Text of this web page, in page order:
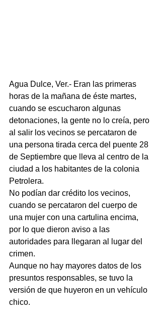
Agua Dulce, Ver.- Eran las primeras
horas de la mañana de éste martes,
cuando se escucharon algunas
detonaciones, la gente no lo creía, pero
al salir los vecinos se percataron de
una persona tirada cerca del puente 28
de Septiembre que lleva al centro de la
ciudad a los habitantes de la colonia
Petrolera.
No podían dar crédito los vecinos,
cuando se percataron del cuerpo de
una mujer con una cartulina encima,
por lo que dieron aviso a las
autoridades para llegaran al lugar del
crimen.
Aunque no hay mayores datos de los
presuntos responsables, se tuvo la
versión de que huyeron en un vehículo
chico.